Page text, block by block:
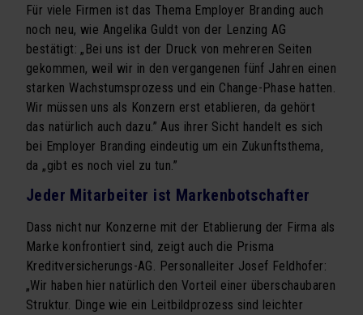
Für viele Firmen ist das Thema Employer Branding auch
noch neu, wie Angelika Guldt von der Lenzing AG
bestätigt: „Bei uns ist der Druck von mehreren Seiten
gekommen, weil wir in den vergangenen fünf Jahren einen
starken Wachstumsprozess und ein Change-Phase hatten.
Wir müssen uns als Konzern erst etablieren, da gehört
das natürlich auch dazu.” Aus ihrer Sicht handelt es sich
bei Employer Branding eindeutig um ein Zukunftsthema,
da „gibt es noch viel zu tun.”
Jeder Mitarbeiter ist Markenbotschafter
Dass nicht nur Konzerne mit der Etablierung der Firma als
Marke konfrontiert sind, zeigt auch die Prisma
Kreditversicherungs-AG. Personalleiter Josef Feldhofer:
„Wir haben hier natürlich den Vorteil einer überschaubaren
Struktur. Dinge wie ein Leitbildprozess sind leichter